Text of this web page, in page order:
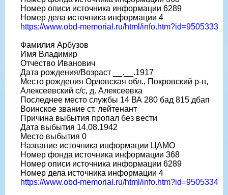
Номер описи источника информации 6289
Номер дела источника информации 4
https://www.obd-memorial.ru/html/info.htm?id=9505333
Фамилия Арбузов
Имя Владимир
Отчество Иванович
Дата рождения/Возраст __.__.1917
Место рождения Орловская обл., Покровский р-н,
Алексеевский с/с, д. Алексеевка
Последнее место службы 14 ВА 280 бад 815 дбап
Воинское звание ст. лейтенант
Причина выбытия пропал без вести
Дата выбытия 14.08.1942
Место выбытия 0
Название источника информации ЦАМО
Номер фонда источника информации 368
Номер описи источника информации 6289
Номер дела источника информации 4
https://www.obd-memorial.ru/html/info.htm?id=9505334